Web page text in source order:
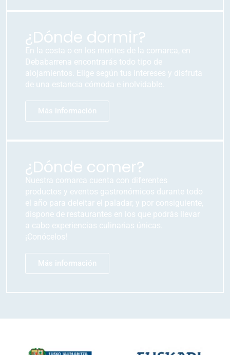
¿Dónde dormir?
En la costa o en los montes de la comarca, en
Debabarrena encontrarás todo tipo de
alojamientos. Elige según tus intereses y disfruta
de una estancia cómoda e inolvidable.
Más información
¿Dónde comer?
Nuestra comarca cuenta con diferentes
productos y eventos gastronómicos durante todo
el año para deleitar el paladar, y por consiguiente,
dispone de restaurantes en los que podrás llevar
a cabo experiencias culinarias únicas.
¡Conócelos!
Más información